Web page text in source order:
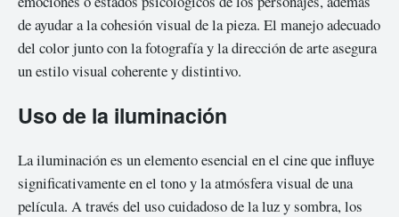
de ayudar a la cohesión visual de la pieza. El manejo adecuado
del color junto con la fotografía y la dirección de arte asegura
un estilo visual coherente y distintivo.
Uso de la iluminación
La iluminación es un elemento esencial en el cine que influye
significativamente en el tono y la atmósfera visual de una
película. A través del uso cuidadoso de la luz y sombra, los